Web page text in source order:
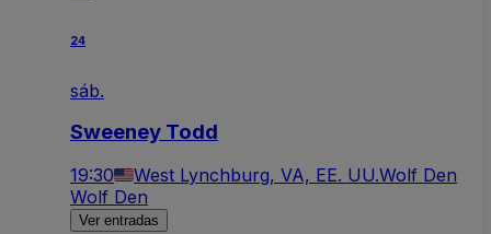
24
sáb.
Sweeney Todd
19:30 West Lynchburg, VA, EE. UU.Wolf Den
Wolf Den
Ver entradas